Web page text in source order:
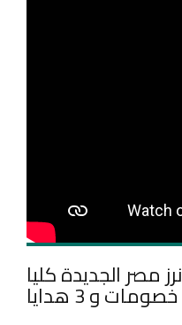
مصر الجديدة كليا